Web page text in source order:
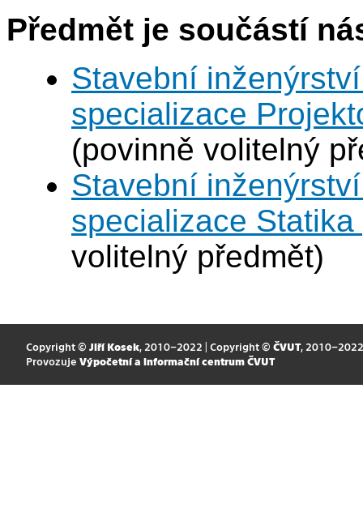
Předmět je součástí
Stavební
specializace
(povinně volitelný
Stavební
specializace
volitelný předmět)
Copyright © Jiří Kosek, 2010–2022 | Copyright © ČVUT, 2010–2022
Provozuje Výpočetní a informační centrum ČVUT